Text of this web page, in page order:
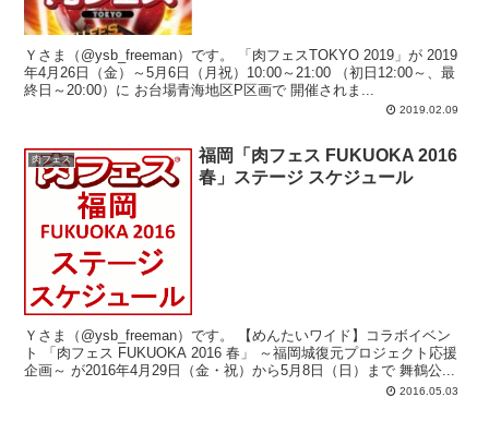
Ｙさま（@ysb_freeman）です。 「肉フェスTOKYO 2019」が 2019
年4月26日（金）～5月6日（月祝）10:00～21:00 （初日12:00～、最
終日～20:00）に お台場青海地区P区画で 開催されま...
2019.02.09
肉フェス
福岡「肉フェス FUKUOKA 2016
春」ステージ スケジュール
Ｙさま（@ysb_freeman）です。 【めんたいワイド】コラボイベン
ト 「肉フェス FUKUOKA 2016 春」 ～福岡城復元プロジェクト応援
企画～ が2016年4月29日（金・祝）から5月8日（日）まで 舞鶴公...
2016.05.03